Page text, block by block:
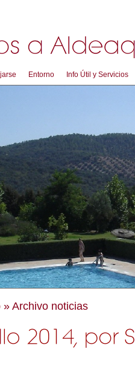
Entorno Info Útil y Servicios
» Archivo noticias